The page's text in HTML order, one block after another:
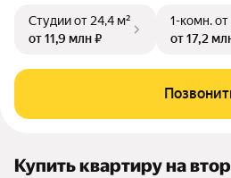
Студииот 24,4 м²
от 11,9 млн ₽
1-комн.от
от 17,2
Купить квартиру на